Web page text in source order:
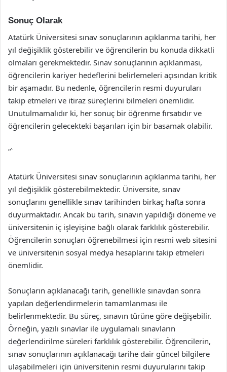
Sonuç Olarak
Atatürk Üniversitesi sınav sonuçlarının açıklanma tarihi, her
yıl değişiklik gösterebilir ve öğrencilerin bu konuda dikkatli
olmaları gerekmektedir. Sınav sonuçlarının açıklanması,
öğrencilerin kariyer hedeflerini belirlemeleri açısından kritik
bir aşamadır. Bu nedenle, öğrencilerin resmi duyuruları
takip etmeleri ve itiraz süreçlerini bilmeleri önemlidir.
Unutulmamalıdır ki, her sonuç bir öğrenme fırsatıdır ve
öğrencilerin gelecekteki başarıları için bir basamak olabilir.
“`
Atatürk Üniversitesi sınav sonuçlarının açıklanma tarihi, her
yıl değişiklik gösterebilmektedir. Üniversite, sınav
sonuçlarını genellikle sınav tarihinden birkaç hafta sonra
duyurmaktadır. Ancak bu tarih, sınavın yapıldığı döneme ve
üniversitenin iç işleyişine bağlı olarak farklılık gösterebilir.
Öğrencilerin sonuçları öğrenebilmesi için resmi web sitesini
ve üniversitenin sosyal medya hesaplarını takip etmeleri
önemlidir.
Sonuçların açıklanacağı tarih, genellikle sınavdan sonra
yapılan değerlendirmelerin tamamlanması ile
belirlenmektedir. Bu süreç, sınavın türüne göre değişebilir.
Örneğin, yazılı sınavlar ile uygulamalı sınavların
değerlendirilme süreleri farklılık gösterebilir. Öğrencilerin,
sınav sonuçlarının açıklanacağı tarihe dair güncel bilgilere
ulaşabilmeleri için üniversitenin resmi duyurularını takip